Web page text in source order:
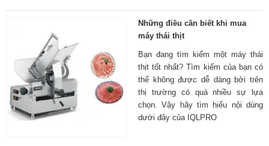
Những điều cần biết khi mua
máy thái thịt
Bạn đang tìm kiếm một máy thái
thịt tốt nhất? Tìm kiếm của bạn có
thể không được dễ dàng bởi trên
thị trường có quá nhiều sự lựa
chọn. Vậy hãy tìm hiểu nội dùng
dưới đây của IQLPRO